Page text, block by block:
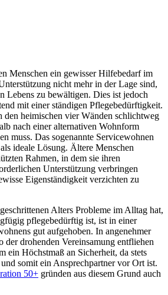
Menschen ein gewisser Hilfebedarf im
nicht mehr in der Lage sind,
Lebens zu bewältigen. Dies ist jedoch
mit einer ständigen Pflegebedürftigkeit.
heimischen vier Wänden schlichtweg
nach einer alternativen Wohnform
muss. Das sogenannte Servicewohnen
ideale Lösung. Ältere Menschen
Rahmen, in dem sie ihren
Unterstützung verbringen
Eigenständigkeit verzichten zu
Alters Probleme im Alltag hat,
pflegebedürftig ist, ist in einer
gut aufgehoben. In angenehmer
der drohenden Vereinsamung entfliehen
ein Höchstmaß an Sicherheit, da stets
somit ein Ansprechpartner vor Ort ist.
50+ gründen aus diesem Grund auch